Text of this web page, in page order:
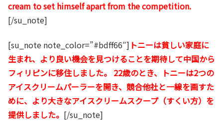
cream to set himself apart from the competition.
[/su_note]
[su_note note_color=”#bdff66″] トニーは貧しい家庭に
生まれ、より良い機会を見つけることを期待して中国から
フィリピンに移住しました。 22歳のとき、トニーは2つの
アイスクリームパーラーを開き、競合他社と一線を画すた
めに、より大きなアイスクリームスクープ（すくい方）を
提供しました。 [/su_note]